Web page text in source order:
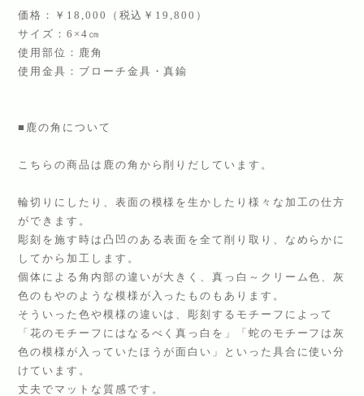
価格：￥18,000（税込￥19,800）
サイズ：6×4㎝
使用部位：鹿角
使用金具：ブローチ金具・真鍮
■鹿の角について
こちらの商品は鹿の角から削りだしています。
輪切りにしたり、表面の模様を生かしたり様々な加工の仕方
ができます。
彫刻を施す時は凸凹のある表面を全て削り取り、なめらかに
してから加工します。
個体による角内部の違いが大きく、真っ白～クリーム色、灰
色のもやのような模様が入ったものもあります。
そういった色や模様の違いは、彫刻するモチーフによって
「花のモチーフにはなるべく真っ白を」「蛇のモチーフは灰
色の模様が入っていたほうが面白い」といった具合に使い分
けています。
丈夫でマットな質感です。